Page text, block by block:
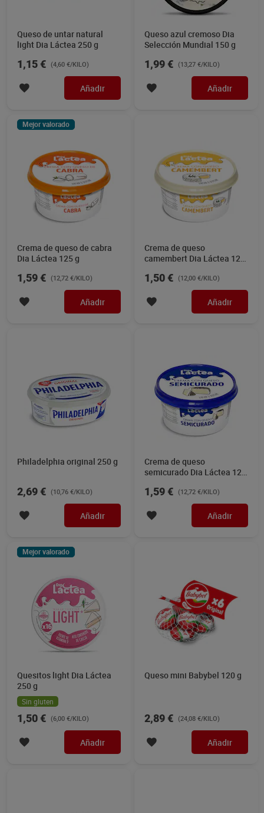
Queso de untar natural
light Dia Láctea 250 g
1,15 € (4,60 €/KILO)
Añadir
Queso azul cremoso Dia
Selección Mundial 150 g
1,99 € (13,27 €/KILO)
Añadir
Mejor valorado
Crema de queso de cabra
Dia Láctea 125 g
1,59 € (12,72 €/KILO)
Añadir
Crema de queso
camembert Dia Láctea 125
1,50 € (12,00 €/KILO)
Añadir
Philadelphia original 250 g
2,69 € (10,76 €/KILO)
Añadir
Crema de queso
semicurado Dia Láctea 125
1,59 € (12,72 €/KILO)
Añadir
Mejor valorado
Quesitos light Dia Láctea
250 g
Sin gluten
1,50 € (6,00 €/KILO)
Añadir
Queso mini Babybel 120 g
2,89 € (24,08 €/KILO)
Añadir